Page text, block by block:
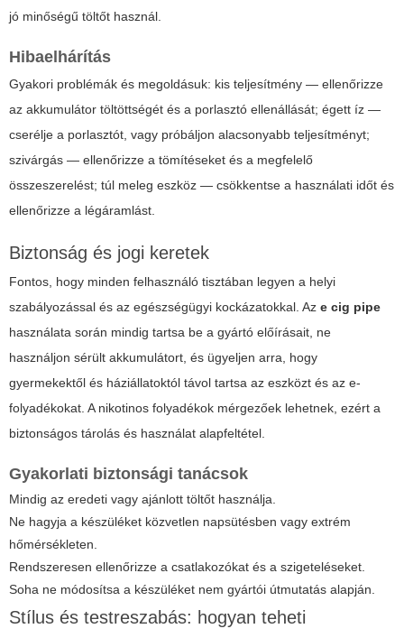
jó minőségű töltőt használ.
Hibaelhárítás
Gyakori problémák és megoldásuk: kis teljesítmény — ellenőrizze
az akkumulátor töltöttségét és a porlasztó ellenállását; égett íz —
cserélje a porlasztót, vagy próbáljon alacsonyabb teljesítményt;
szivárgás — ellenőrizze a tömítéseket és a megfelelő
összeszerelést; túl meleg eszköz — csökkentse a használati időt és
ellenőrizze a légáramlást.
Biztonság és jogi keretek
Fontos, hogy minden felhasználó tisztában legyen a helyi
szabályozással és az egészségügyi kockázatokkal. Az e cig pipe
használata során mindig tartsa be a gyártó előírásait, ne
használjon sérült akkumulátort, és ügyeljen arra, hogy
gyermekektől és háziállatoktól távol tartsa az eszközt és az e-
folyadékokat. A nikotinos folyadékok mérgezőek lehetnek, ezért a
biztonságos tárolás és használat alapfeltétel.
Gyakorlati biztonsági tanácsok
Mindig az eredeti vagy ajánlott töltőt használja.
Ne hagyja a készüléket közvetlen napsütésben vagy extrém
hőmérsékleten.
Rendszeresen ellenőrizze a csatlakozókat és a szigeteléseket.
Soha ne módosítsa a készüléket nem gyártói útmutatás alapján.
Stílus és testreszabás: hogyan teheti